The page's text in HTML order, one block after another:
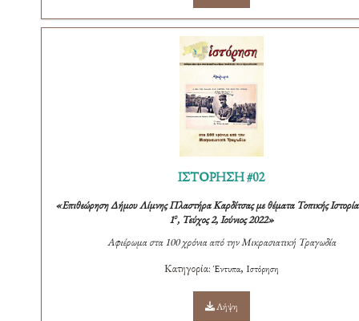
ΙΣΤΟΡΗΣΗ #02
«Επιθεώρηση Δήμου Λίμνης Πλαστήρα Καρδίτσας με θέματα Τοπικής
1ο, Τεύχος 2, Ιούνιος 2022»
Αφιέρωμα στα 100 χρόνια από την Μικρασιατική Τραγωδία
Κατηγορία: Έντυπα, Ιστόρηση
Λήψη